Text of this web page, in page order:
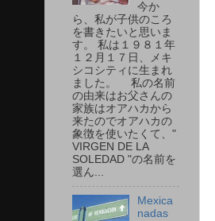
今か
ら、私が子供のころ
を書きたいと思いま
す。 私は１９８１年
１２月１７日、メキ
シコシティに生まれ
ました。 私の名前
の由来はお父さんの
家族はオアハカから
来たのでオアハカの
象徴を使いたくて、"
VIRGEN DE LA
SOLEDAD "の名前を
選ん...
Mexica
nadas